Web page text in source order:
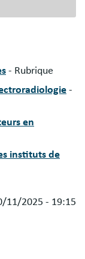
- Rubrique
-
en
instituts de
11/2025 - 19:15